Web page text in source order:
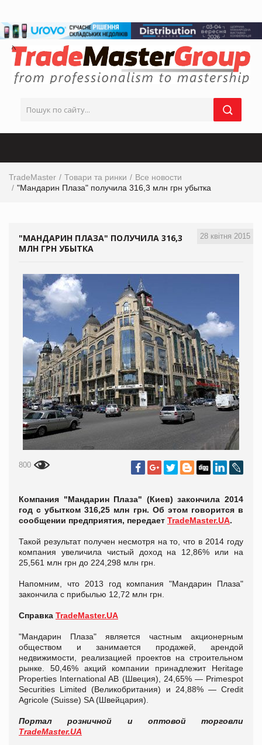
TradeMaster Товари та ринки
Все новости
"Мандарин Плаза" получила 316,3 млн грн убытка
28 квітня 2015
"МАНДАРИН ПЛАЗА" ПОЛУЧИЛА 316,3
МЛН ГРН УБЫТКА
800
Компания "Мандарин Плаза" (Киев) закончила 2014
год с убытком 316,25 млн грн. Об этом говорится в
сообщении предприятия, передает TradeMaster.UA.
Такой результат получен несмотря на то, что в 2014 году
компания увеличила чистый доход на 12,86% или на
25,561 млн грн до 224,298 млн грн.
Напомним, что 2013 год компания "Мандарин Плаза"
закончила с прибылью 12,72 млн грн.
Справка TradeMaster.UA
"Мандарин Плаза" является частным акционерным
обществом и занимается продажей, арендой
недвижимости, реализацией проектов на строительном
рынке. 50,46% акций компании принадлежит Heritage
Properties International AB (Швеция), 24,65% — Primespot
Securities Limited (Великобритания) и 24,88% — Credit
Agricole (Suisse) SA (Швейцария).
Портал розничной и оптовой торговли
TradeMaster.UA